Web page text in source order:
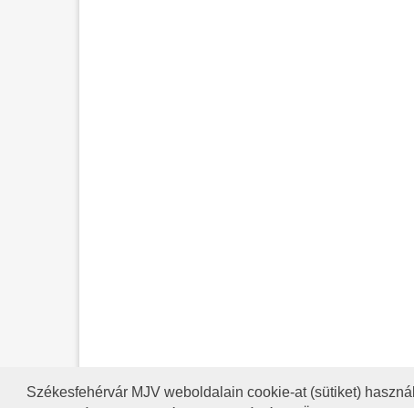
Székesfehérvár MJV weboldalain cookie-at (sütiket)
RSS A HONLAP 2017.03.31-I